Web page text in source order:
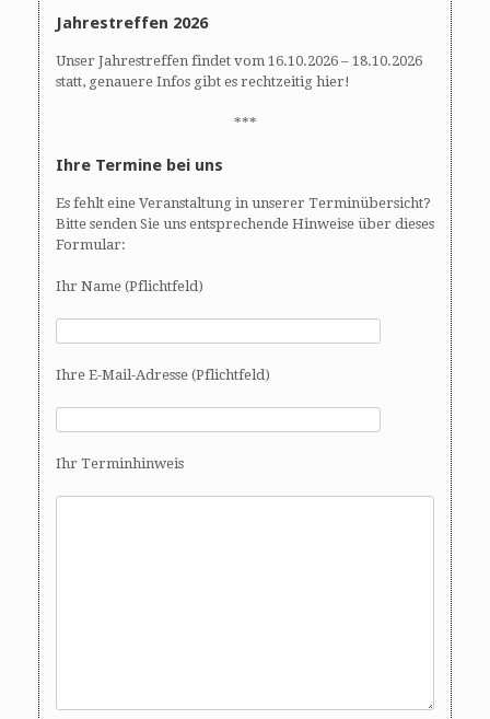
Jahrestreffen 2026
Unser Jahrestreffen findet vom 16.10.2026 – 18.10.2026
statt, genauere Infos gibt es rechtzeitig hier!
***
Ihre Termine bei uns
Es fehlt eine Veranstaltung in unserer Terminübersicht?
Bitte senden Sie uns entsprechende Hinweise über dieses
Formular:
Ihr Name (Pflichtfeld)
Ihre E-Mail-Adresse (Pflichtfeld)
Ihr Terminhinweis